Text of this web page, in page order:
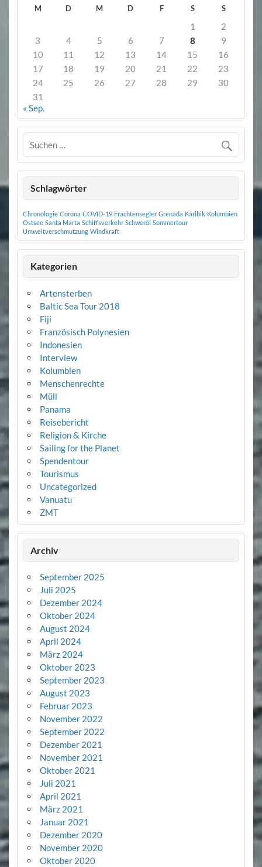
M D M D F S S
1
2
3
4 5 6 7 8
9
10
11 12 13 14 15
16
17
18 19 20 21 22
23
24
25 26 27 28 29
30
31
« Sep.
Schlagwörter
Chronologie Corona COVID-19 Frachtensegler Grenada Karibik Kolumbien
Ostsee Santa Marta Schiffsverkehr Schweröl Sommertour
Umweltverschmutzung Windkraft
Kategorien
Artensterben
Baltic Sea Tour 2018
Fiji
Französisch Polynesien
Indonesien
Interview
Kolumbien
Menschenrechte
Müll
Panama
Reisebericht
Religion & Kirche
Sailing for the Planet
Spendentour
Tourismus
Uncategorized
Vanuatu
ZMT
Archiv
September 2025
Juli 2025
Dezember 2024
Oktober 2024
August 2024
April 2024
März 2024
Oktober 2023
September 2023
August 2023
Februar 2023
November 2022
September 2022
Dezember 2021
November 2021
Oktober 2021
Juli 2021
April 2021
März 2021
Januar 2021
Dezember 2020
November 2020
Oktober 2020